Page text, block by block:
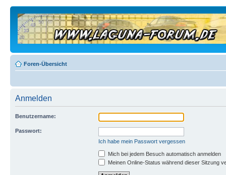
Foren-Übersicht
Anmelden
Benutzername:
Passwort:
Ich habe mein Passwort vergessen
Mich bei jedem Besuch automatisch anmelden
Meinen Online-Status während dieser Sitzung